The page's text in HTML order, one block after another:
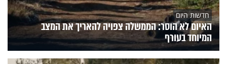
חדשות היום
האיום לא הוסר: הממשלה צפויה להאריך את המצב
המיוחד בעורף